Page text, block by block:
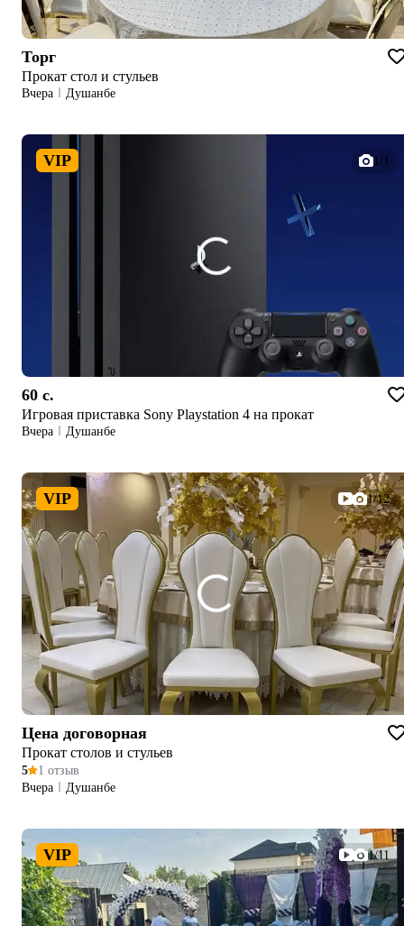
Торг
Прокат стол и стульев
Вчера Душанбе
VIP 1/1
60 c.
Игровая приставка Sony Playstation 4 на прокат
Вчера Душанбе
VIP 1/12
Цена договорная
Прокат столов и стульев
5
1 отзыв
Вчера
Душанбе
VIP 1/11